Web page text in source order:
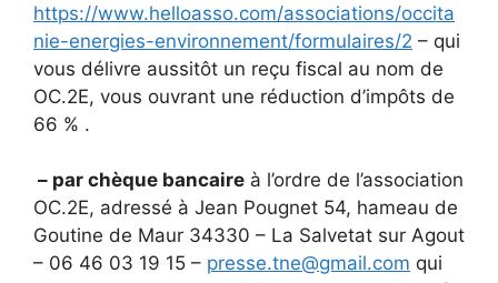
https://www.helloasso.com/associations/occita
nie-energies-environnement/formulaires/2 – qui
vous délivre aussitôt un reçu fiscal au nom de
OC.2E, vous ouvrant une réduction d’impôts de
66 % .
– par chèque bancaire à l’ordre de l’association
OC.2E, adressé à Jean Pougnet 54, hameau de
Goutine de Maur 34330 – La Salvetat sur Agout
– 06 46 03 19 15 – presse.tne@gmail.com qui